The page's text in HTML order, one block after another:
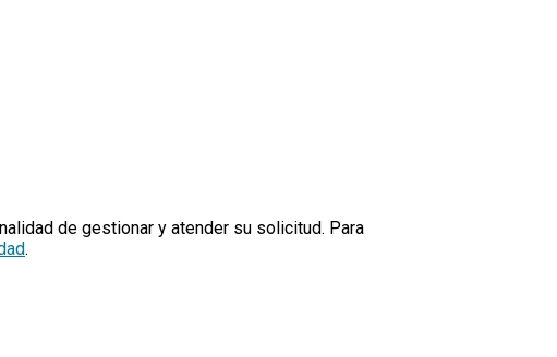
de gestionar y atender su solicitud. Para
.